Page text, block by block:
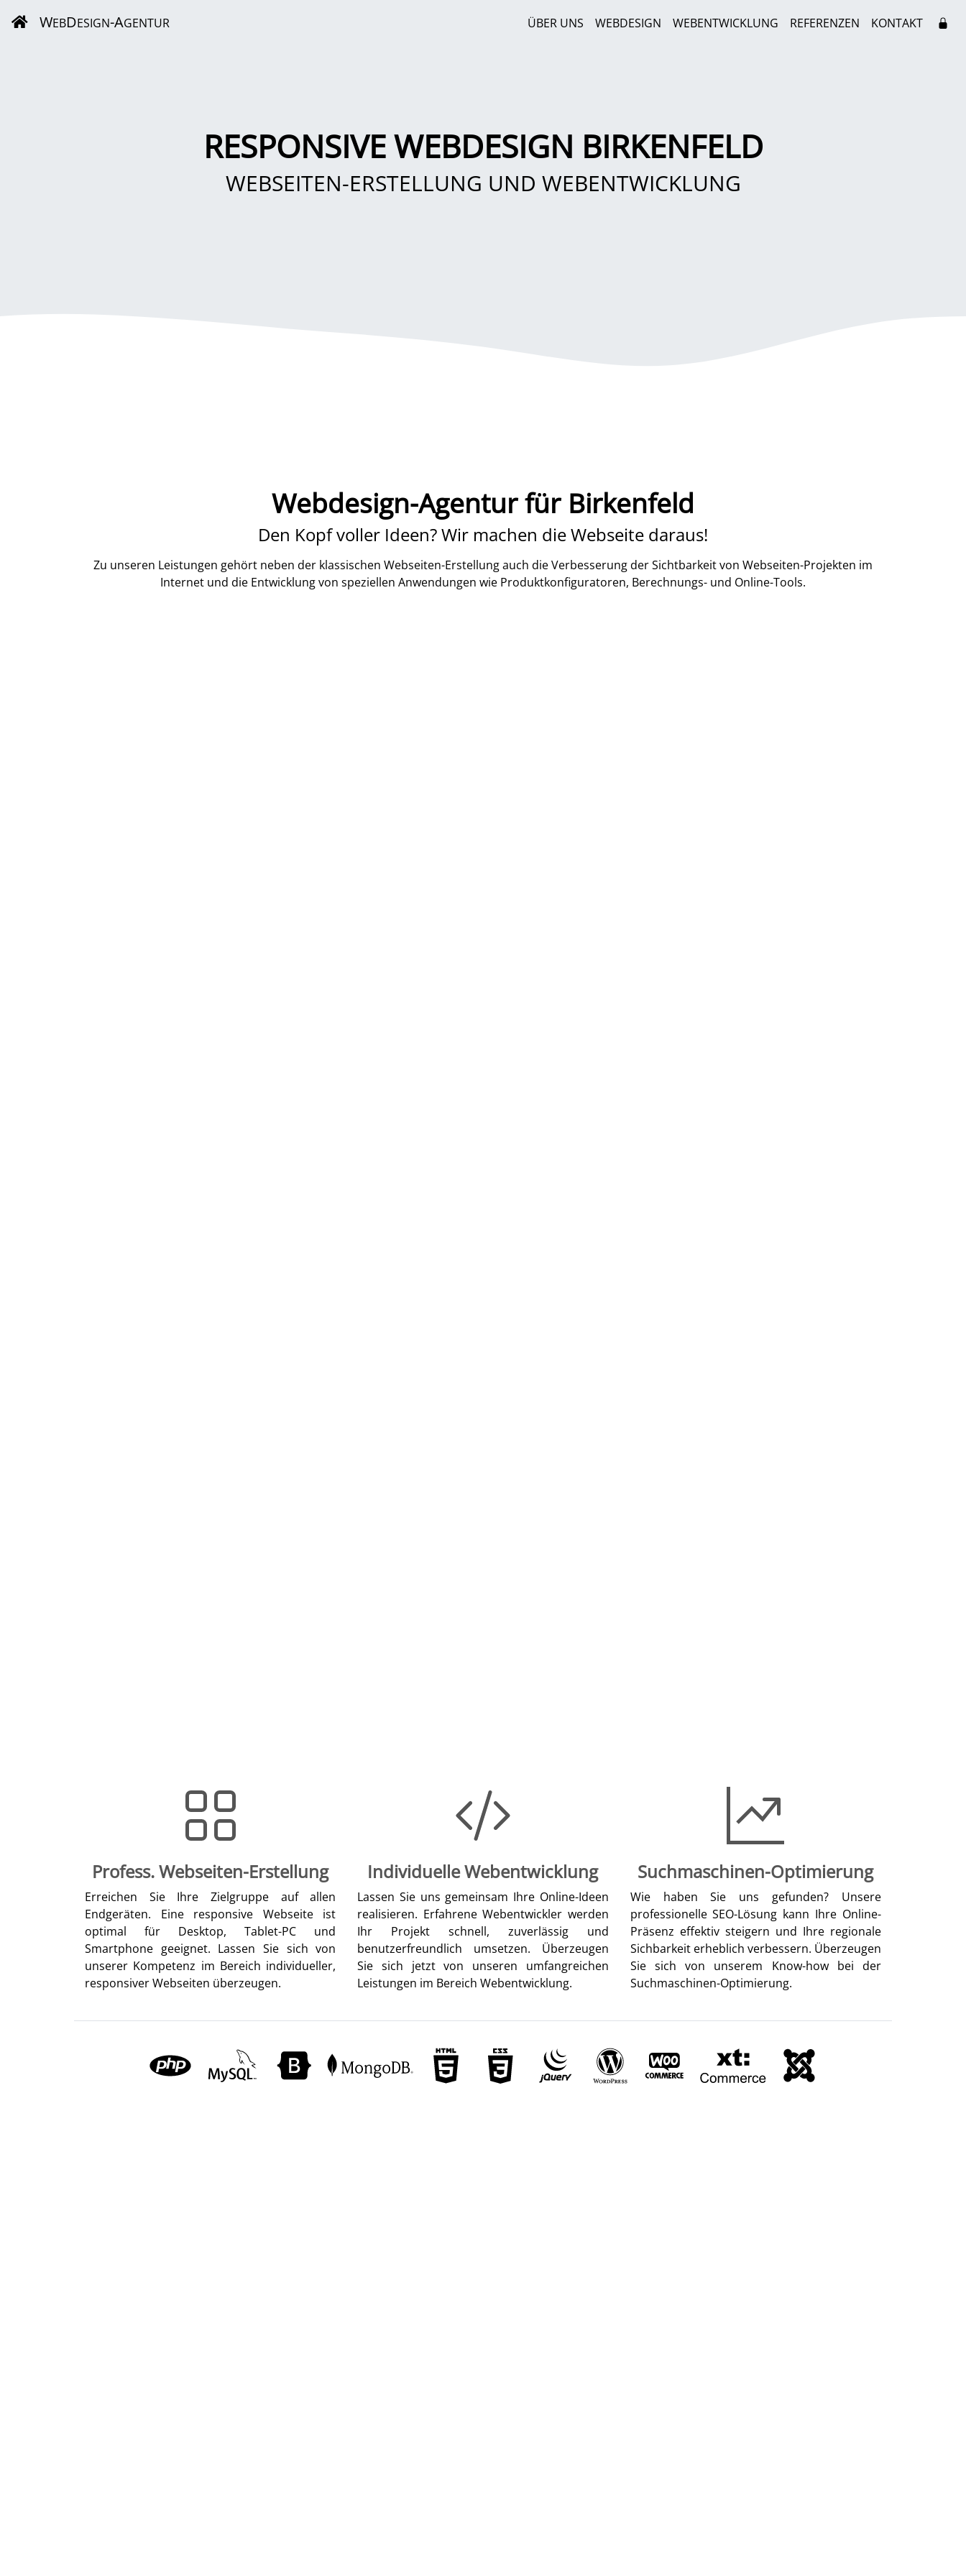
WEBDESIGN-AGENTUR ÜBER UNS WEBDESIGN WEBENTWICKLUNG REFERENZEN KONTAKT
RESPONSIVE WEBDESIGN BIRKENFELD
WEBSEITEN-ERSTELLUNG UND WEBENTWICKLUNG
Webdesign-Agentur für Birkenfeld
Den Kopf voller Ideen? Wir machen die Webseite daraus!
Zu unseren Leistungen gehört neben der klassischen Webseiten-Erstellung auch die Verbesserung der Sichtbarkeit von Webseiten-Projekten im
Internet und die Entwicklung von speziellen Anwendungen wie Produktkonfiguratoren, Berechnungs- und Online-Tools.
Profess. Webseiten-Erstellung
Erreichen Sie Ihre Zielgruppe auf allen
Endgeräten. Eine responsive Webseite ist
optimal für Desktop, Tablet-PC und
Smartphone geeignet. Lassen Sie sich von
unserer Kompetenz im Bereich individueller,
responsiver Webseiten überzeugen.
Individuelle Webentwicklung
Lassen Sie uns gemeinsam Ihre Online-Ideen
realisieren. Erfahrene Webentwickler werden
Ihr Projekt schnell, zuverlässig und
benutzerfreundlich umsetzen. Überzeugen
Sie sich jetzt von unseren umfangreichen
Leistungen im Bereich Webentwicklung.
Suchmaschinen-Optimierung
Wie haben Sie uns gefunden? Unsere
professionelle SEO-Lösung kann Ihre Online-
Präsenz effektiv steigern und Ihre regionale
Sichbarkeit erheblich verbessern. Überzeugen
Sie sich von unserem Know-how bei der
Suchmaschinen-Optimierung.